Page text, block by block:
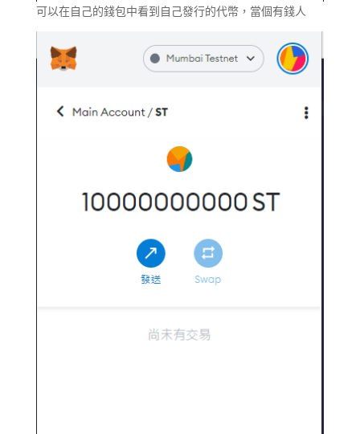
可以在自己的錢包中看到自己發行的代幣，當個有錢人